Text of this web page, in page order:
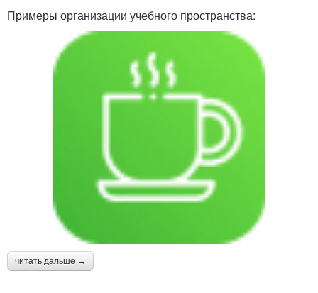
Примеры организации учебного пространства:
читать дальше →